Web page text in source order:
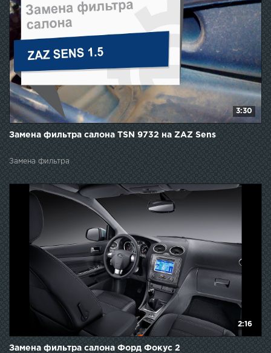
3:30
Замена фильтра салона TSN 9732 на ZAZ Sens
Замена фильтра
2:16
Замена фильтра салона Форд Фокус 2